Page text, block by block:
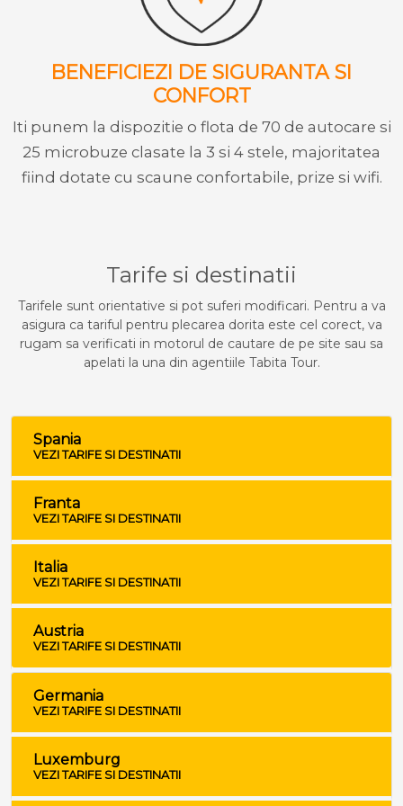
BENEFICIEZI DE SIGURANTA SI
CONFORT
Iti punem la dispozitie o flota de 70 de autocare si
25 microbuze clasate la 3 si 4 stele, majoritatea
fiind dotate cu scaune confortabile, prize si wifi.
Tarife si destinatii
Tarifele sunt orientative si pot suferi modificari. Pentru a va
asigura ca tariful pentru plecarea dorita este cel corect, va
rugam sa verificati in motorul de cautare de pe site sau sa
apelati la una din agentiile Tabita Tour.
Spania
VEZI TARIFE SI DESTINATII
Franta
VEZI TARIFE SI DESTINATII
Italia
VEZI TARIFE SI DESTINATII
Austria
VEZI TARIFE SI DESTINATII
Germania
VEZI TARIFE SI DESTINATII
Luxemburg
VEZI TARIFE SI DESTINATII